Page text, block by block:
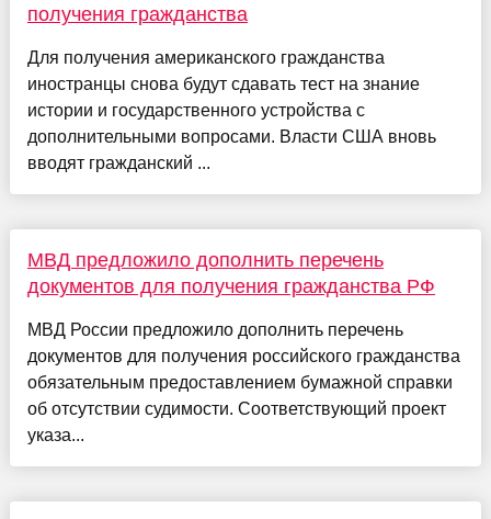
получения гражданства
Для получения американского гражданства
иностранцы снова будут сдавать тест на знание
истории и государственного устройства с
дополнительными вопросами. Власти США вновь
вводят гражданский ...
МВД предложило дополнить перечень
документов для получения гражданства РФ
МВД России предложило дополнить перечень
документов для получения российского гражданства
обязательным предоставлением бумажной справки
об отсутствии судимости. Соответствующий проект
указа...